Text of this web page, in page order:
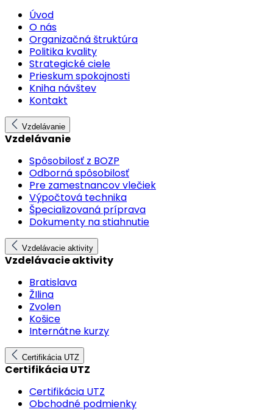
Úvod
O nás
Organizačná štruktúra
Politika kvality
Strategické ciele
Prieskum spokojnosti
Kniha návštev
Kontakt
Vzdelávanie
Vzdelávanie
Spôsobilosť z BOZP
Odborná spôsobilosť
Pre zamestnancov vlečiek
Výpočtová technika
Špecializovaná príprava
Dokumenty na stiahnutie
Vzdelávacie aktivity
Vzdelávacie aktivity
Bratislava
ŽIlina
Zvolen
Košice
Internátne kurzy
Certifikácia UTZ
Certifikácia UTZ
Certifikácia UTZ
Obchodné podmienky